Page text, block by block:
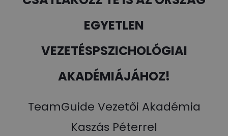
EGYETLEN
VEZETÉSPSZICHOLÓGIAI
AKADÉMIÁJÁHOZ!
TeamGuide Vezetői Akadémia
Kaszás Péterrel